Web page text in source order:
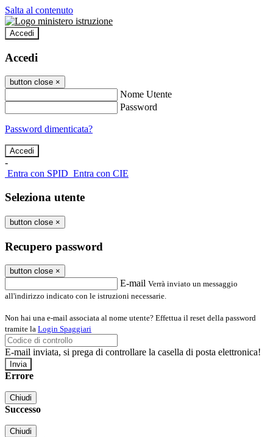
Salta al contenuto
Accedi
Accedi
button close ×
Nome Utente
Password
Password dimenticata?
-
Entra con SPID Entra con CIE
Seleziona utente
button close ×
Recupero password
button close ×
E-mail Verrà inviato un messaggio
all'indirizzo indicato con le istruzioni necessarie.
Non hai una e-mail associata al nome utente? Effettua il reset della password
tramite la Login Spaggiari
E-mail inviata, si prega di controllare la casella di posta elettronica!
Errore
Chiudi
Successo
Chiudi